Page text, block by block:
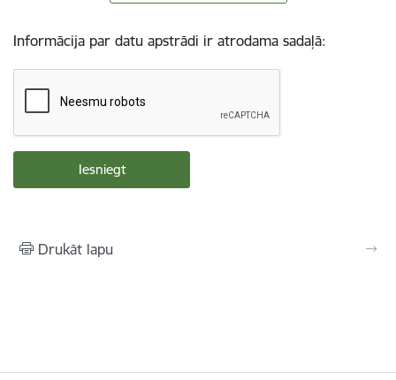
Informācija par datu apstrādi ir atrodama sadaļā:
Drukāt lapu